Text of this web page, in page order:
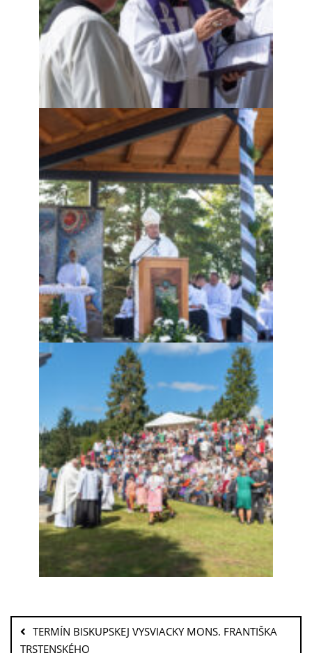
TERMÍN BISKUPSKEJ VYSVIACKY MONS. FRANTIŠKA
TRSTENSKÉHO